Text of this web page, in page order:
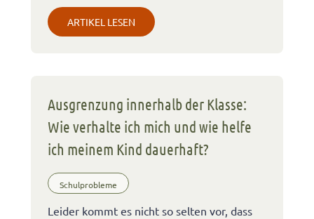
ARTIKEL LESEN
Ausgrenzung innerhalb der Klasse:
Wie verhalte ich mich und wie helfe
ich meinem Kind dauerhaft?
Schulprobleme
Leider kommt es nicht so selten vor, dass